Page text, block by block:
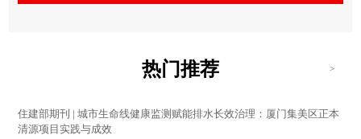
热门推荐 >
住建部期刊 | 城市生命线健康监测赋能排水长效治理：厦门集美区正本
清源项目实践与成效